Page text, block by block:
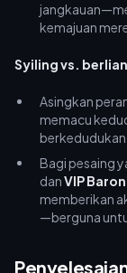
kemajuan
Syiling vs.
Asingkan
memacu
berkedudukan.
Bagi pesaing
danVIP Baron
memberikan
—berguna